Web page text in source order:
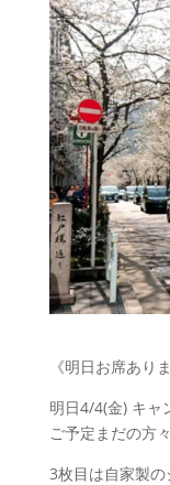
《明日お席あり
明日4/4(金) キャ
ご予定まだの方
3枚目は自家製の